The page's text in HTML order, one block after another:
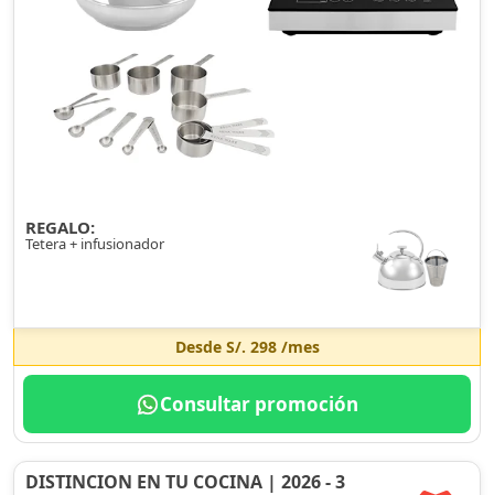
REGALO:
Tetera + infusionador
Desde S/. 298/mes
Consultar promoción
DISTINCION EN TU COCINA | 2026 - 3